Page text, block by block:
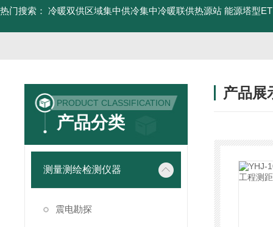
热门搜索： 冷暖双供区域集中供冷集中冷暖联供热源站 能源塔型
PRODUCT CLASSIFICATION
产品分类
测量测绘检测仪器
震电勘探
产品展